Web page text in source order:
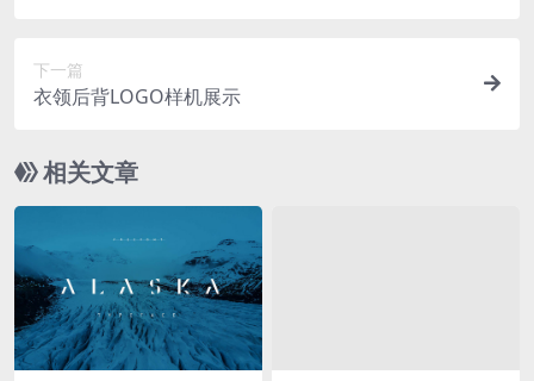
下一篇
衣领后背LOGO样机展示
相关文章